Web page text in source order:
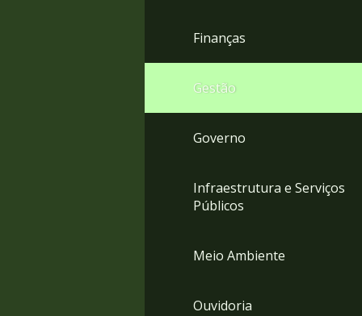
Finanças
Gestão
Governo
Infraestrutura e Serviços
Públicos
Meio Ambiente
Ouvidoria